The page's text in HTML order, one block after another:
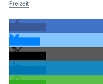
Freizeit